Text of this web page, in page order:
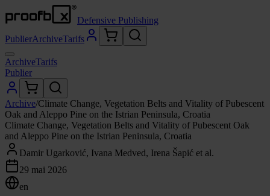
Defensive Publishing
PublierArchiveTarifs
ArchiveTarifs
Publier
Archive/Climate Change, Vegetation Belts and Vitality of Pubescent
Oak and Aleppo Pine on the Istrian Peninsula, Croatia
Climate Change, Vegetation Belts and Vitality of Pubescent Oak
and Aleppo Pine on the Istrian Peninsula, Croatia
Damir Ugarković, Ivana Medved, Irena Šapić et al.
29 mai 2026
en